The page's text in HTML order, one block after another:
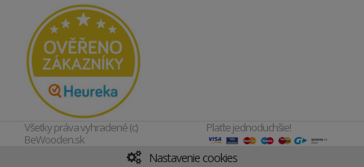
Všetky práva vyhradené (c)
BeWooden.sk
Plaťte jednoduchšie!
Nastavenie cookies